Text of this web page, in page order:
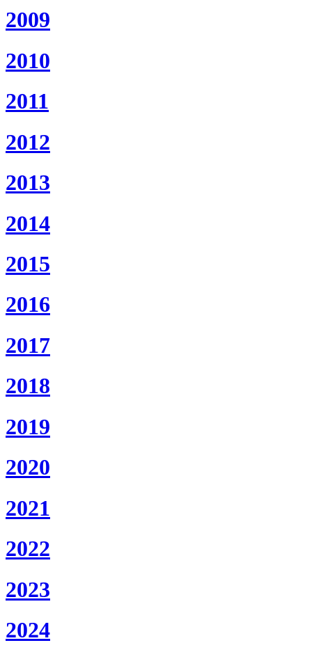
2009
2010
2011
2012
2013
2014
2015
2016
2017
2018
2019
2020
2021
2022
2023
2024